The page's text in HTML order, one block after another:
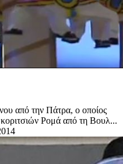
από την Πάτρα, ο οποίος
Ρομά από τη Βουλ...